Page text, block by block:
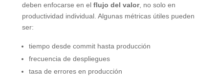
deben enfocarse en el flujo del valor, no solo en
productividad individual. Algunas métricas útiles pueden
ser:
tiempo desde commit hasta producción
frecuencia de despliegues
tasa de errores en producción